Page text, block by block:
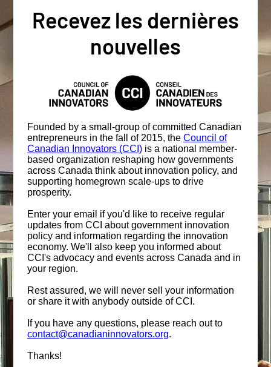
Recevez les dernières
nouvelles